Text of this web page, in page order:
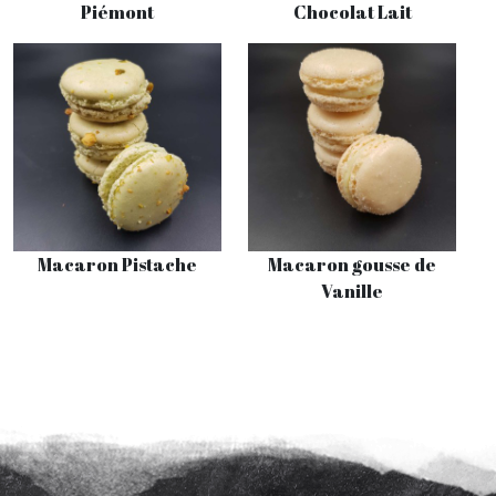
Piémont Chocolat Lait
Macaron Pistache
Macaron gousse de
Vanille